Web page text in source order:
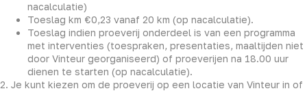
nacalculatie)
Toeslag km €0,23 vanaf 20 km (op nacalculatie).
Toeslag indien proeverij onderdeel is van een programma
met interventies (toespraken, presentaties, maaltijden niet
door Vinteur georganiseerd) of proeverijen na 18.00 uur
dienen te starten (op nacalculatie).
2. Je kunt kiezen om de proeverij op een locatie van Vinteur in of